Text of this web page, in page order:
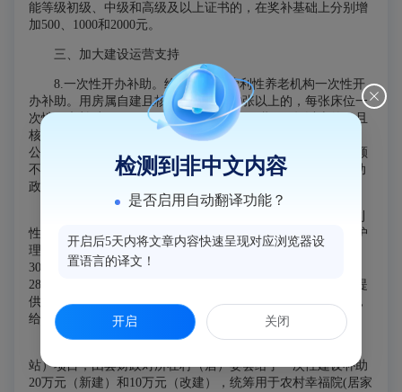
能等级初级、中级和高级及以上证书的，在奖补基础上分别增
加500、1000和2000元。
三、加大建设运营支持
8.一次性开办补助。 给予民办非营利性养老机构一次性开
办补助。用房属自建且核定养老床位50张以上的，每张床位一
次性开办补助15000元；用房属租赁（租用期限5年以上的）且
核定养老床位50张以上的，每张床位一次性开办补助7000元。
公建民营（非营利性）养老机构一次性开办补助累计资金总额
不超过租金总额20%的，享受民办非营利性养老机构同等补助
政策。补助资金分五年拨付。
性养老机构床位运营补贴，非护理型床位每年每床2200元，护
理型床位每年每床2800元。营利性养老机构护理型床位达到
30%以上的，按实际入住的失能老年人床位数给予每年每床
2800元的护理型床位运营补贴。居家社区养老服务照料中心提
供失能老年人照料服务的，按年平均实际入住失能老年人数，
给予每年每床1400元护理型床位运营补贴。
站）项目，由县财政对所在村（居）委会给予一次性建设补助
20万元（新建）和10万元（改建），统筹用于农村幸福院(居家
检测到非中文内容
是否启用自动翻译功能？
开启后5天内将文章内容快速呈现对应浏览器设
置语言的译文！
开启 关闭